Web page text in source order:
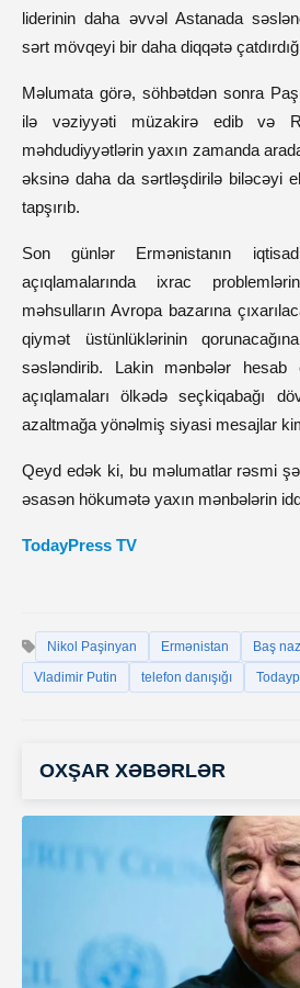
liderinin daha əvvəl Astanada
sərt mövqeyi bir daha diqqətə
Məlumata görə, söhbətdən sonra
ilə vəziyyəti müzakirə edib və
məhdudiyyətlərin yaxın zamanda
əksinə daha da sərtləşdirilə biləcəyi
tapşırıb.
Son günlər Ermənistanın
açıqlamalarında ixrac
məhsulların Avropa bazarına
qiymət üstünlüklərinin
səsləndirib. Lakin mənbələr
açıqlamaları ölkədə seçkiqabağı
azaltmağa yönəlmiş siyasi mesajlar
Qeyd edək ki, bu məlumatlar rəsmi
əsasən hökumətə yaxın mənbələrin
TodayPress TV
Nikol Paşinyan Ermənistan Baş
Vladimir Putin
telefon danışığı
OXŞAR XƏBƏRLƏR